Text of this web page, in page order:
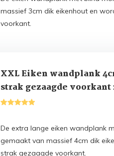
massief 3cm dik eikenhout en
voorkant.
XXL Eiken wandplank
strak gezaagde
systeem 170t/m350cm
De extra lange eiken wandplank
gemaakt van massief 4cm dik
strak gezaagde voorkant.